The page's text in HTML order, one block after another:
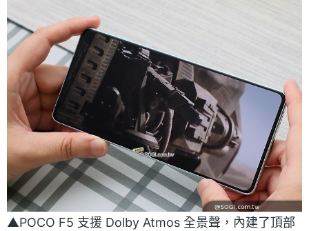
▲POCO F5 支援 Dolby Atmos 全景聲，內建了頂部